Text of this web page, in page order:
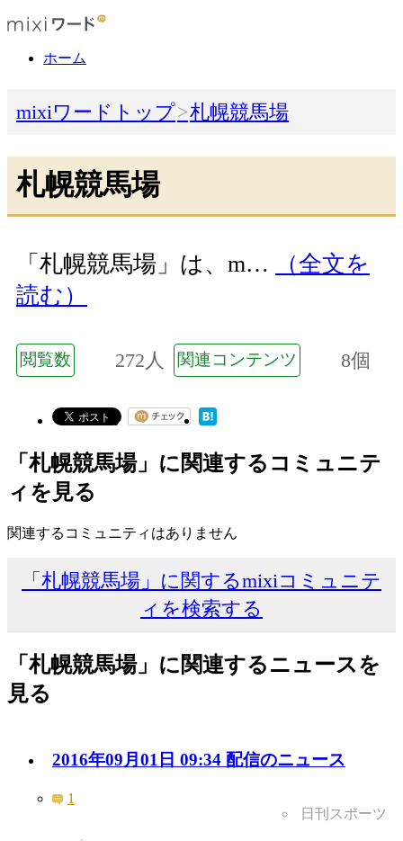
ホーム
mixiワードトップ 札幌競馬場
札幌競馬場
「札幌競馬場」は、m…
（全文を
読む）
閲覧数 272人 関連コンテンツ 8個
「札幌競馬場」に関連するコミュニテ
ィを見る
関連するコミュニティはありません
「札幌競馬場」に関するmixiコミュニテ
ィを検索する
「札幌競馬場」に関連するニュースを
見る
2016年09月01日 09:34 配信のニュース
1
日刊スポーツ